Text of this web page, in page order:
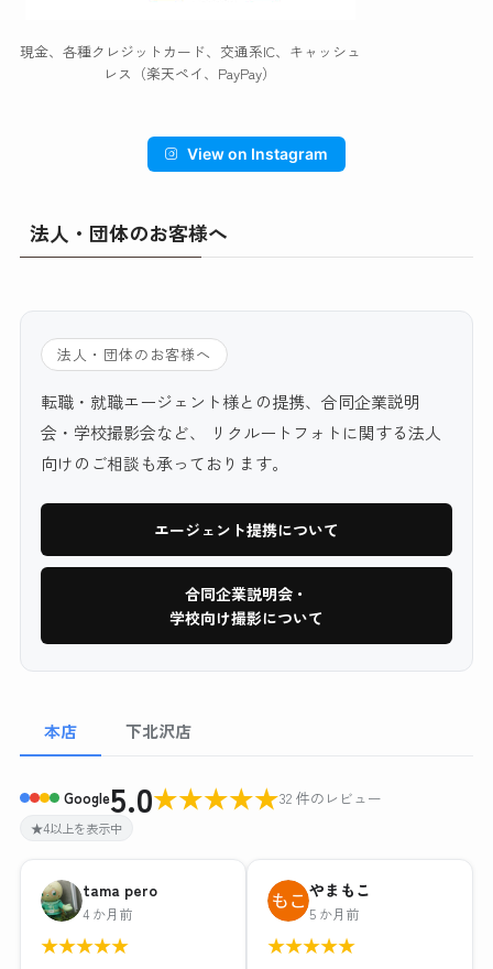
現金、各種クレジットカード、交通系IC、キャッシュ
レス（楽天ペイ、PayPay）
View on Instagram
法人・団体のお客様へ
法人・団体のお客様へ
転職・就職エージェント様との提携、合同企業説明
会・学校撮影会など、 リクルートフォトに関する法人
向けのご相談も承っております。
エージェント提携について
合同企業説明会・
学校向け撮影について
本店 下北沢店
Google5.0★★★★★32 件のレビュー
★4以上を表示中
tama pero
4 か月前
★★★★★
やまもこ
5 か月前
★★★★★